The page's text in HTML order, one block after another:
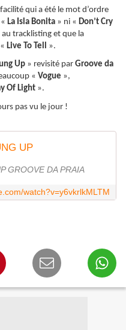
qui a été le mot d’ordre
La Isla Bonita » ni « Don’t Cry
tracklisting et que la
Live To Tell ».
Up » revisité par Groove da
« Vogue »,
Of Light ».
pas vu le jour !
UP
GROOVE DA PRAIA
watch?v=y6vkrlkMLTM